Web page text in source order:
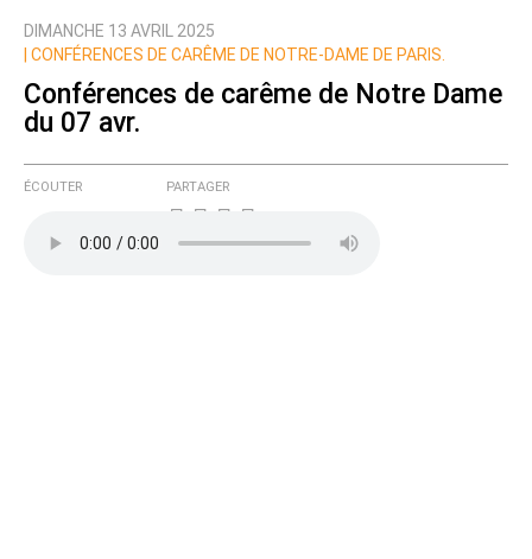
DIMANCHE 13 AVRIL 2025
| CONFÉRENCES DE CARÊME DE NOTRE-DAME DE PARIS.
Conférences de carême de Notre Dame
du 07 avr.
ÉCOUTER PARTAGER